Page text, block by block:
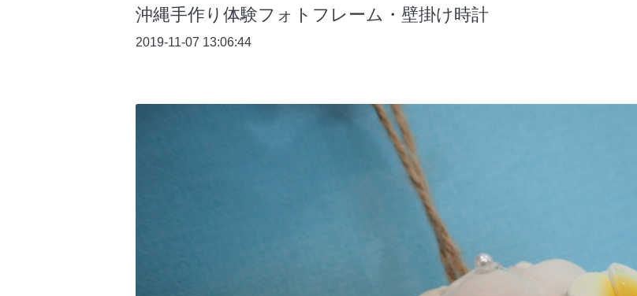
沖縄手作り体験フォトフレーム・壁掛け時計
2019-11-07 13:06:44